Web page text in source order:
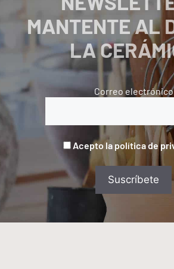
MANTENTE AL
LA
Correo electrónico
Acepto la política de